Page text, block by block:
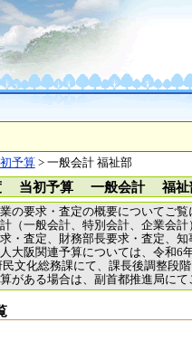
予算> 一般会計 福祉部
当初予算 一般会計 福祉
の要求・査定の概要についてご覧
（一般会計、特別会計、企業会
求・査定、財務部長要求・査定、
大阪関連予算については、令和6
文化総務課にて、課長後調整段
がある場合は、副首都推進局にて